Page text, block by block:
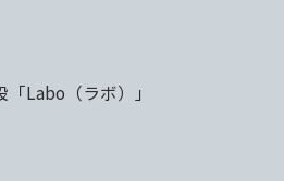
Labo（ラボ）」